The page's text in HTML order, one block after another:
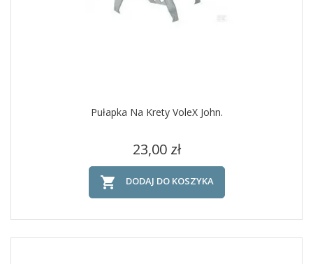
Pułapka Na Krety VoleX John.
Cena
23,00 zł
 DODAJ DO KOSZYKA